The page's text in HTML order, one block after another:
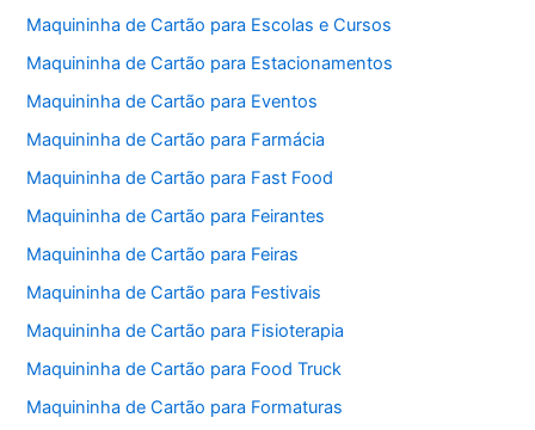
Maquininha de Cartão para Escolas e Cursos
Maquininha de Cartão para Estacionamentos
Maquininha de Cartão para Eventos
Maquininha de Cartão para Farmácia
Maquininha de Cartão para Fast Food
Maquininha de Cartão para Feirantes
Maquininha de Cartão para Feiras
Maquininha de Cartão para Festivais
Maquininha de Cartão para Fisioterapia
Maquininha de Cartão para Food Truck
Maquininha de Cartão para Formaturas